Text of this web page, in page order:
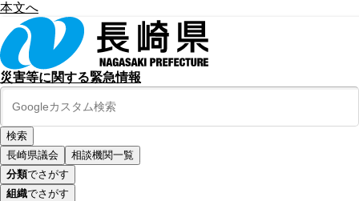
本文へ
災害等に関する緊急情報
長崎県議会
相談機関一覧
分類でさがす
組織でさがす